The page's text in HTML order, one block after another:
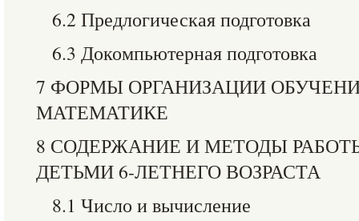
6.2 Предлогическая подготовка
6.3 Докомпьютерная подготовка
7 ФОРМЫ ОРГАНИЗАЦИИ
МАТЕМАТИКЕ
8 СОДЕРЖАНИЕ И МЕТОДЫ
ДЕТЬМИ 6-ЛЕТНЕГО ВОЗРАСТА
8.1 Число и вычисление